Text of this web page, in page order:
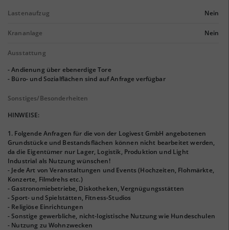
Lastenaufzug Nein
Krananlage Nein
Ausstattung
- Andienung über ebenerdige Tore
- Büro- und Sozialflächen sind auf Anfrage verfügbar
Sonstiges/Besonderheiten
HINWEISE:
1. Folgende Anfragen für die von der Logivest GmbH angebotenen
Grundstücke und Bestandsflächen können nicht bearbeitet werden,
da die Eigentümer nur Lager, Logistik, Produktion und Light
Industrial als Nutzung wünschen!
- Jede Art von Veranstaltungen und Events (Hochzeiten, Flohmärkte,
Konzerte, Filmdrehs etc.)
- Gastronomiebetriebe, Diskotheken, Vergnügungsstätten
- Sport- und Spielstätten, Fitness-Studios
- Religiöse Einrichtungen
- Sonstige gewerbliche, nicht-logistische Nutzung wie Hundeschulen
- Nutzung zu Wohnzwecken